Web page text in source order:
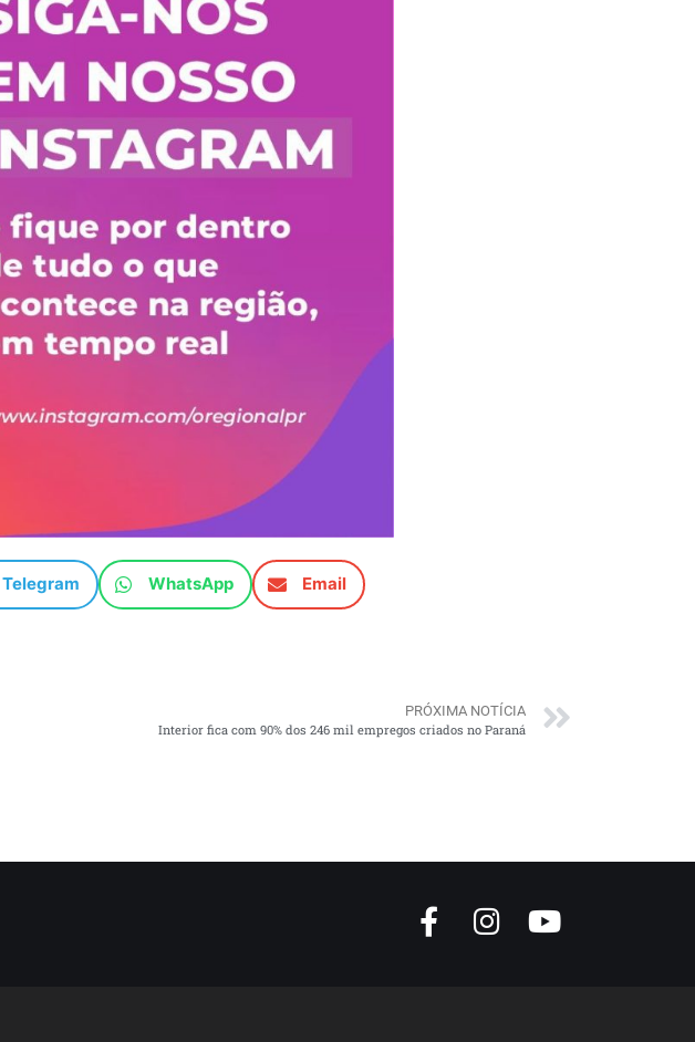
Telegram WhatsApp Email
PRÓXIMA NOTÍCIA
Interior fica com 90% dos 246 mil empregos criados no Paraná